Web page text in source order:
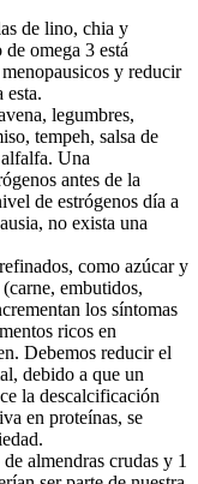
de lino, chia y
omega 3 está
y reducir
esta.
legumbres,
tempeh, salsa de
Una
antes de la
de estrógenos día a
no exista una
como azúcar y
embutidos,
los síntomas
ricos en
Debemos reducir el
debido a que un
la descalcificación
en proteínas, se
almendras crudas y 1